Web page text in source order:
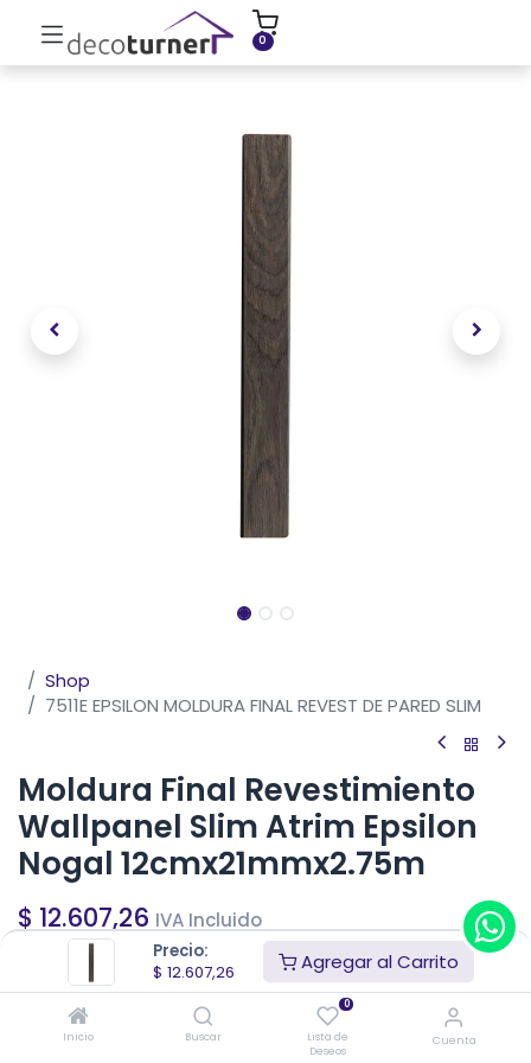
Precio:
$ 12.607,26 Agregar al Carrito
Inicio Buscar
0
Lista de
Deseos
Cuenta
0
Shop
7511E EPSILON MOLDURA FINAL REVEST DE PARED SLIM
Moldura Final Revestimiento
Wallpanel Slim Atrim Epsilon
Nogal 12cmx21mmx2.75m
$ 12.607,26 IVA Incluido
Precio sin impuestos nacionales$10.419,22
Añadir al carrito